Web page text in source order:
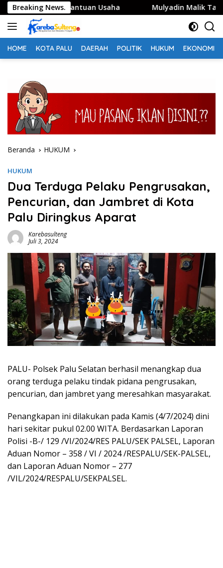
Langsung
ke
konten
Breaking News.
Bantuan Usaha Mulyadin Malik
HOME KOTA PALU DAERAH POLITIK HUKUM EKONOMI
Beranda HUKUM
HUKUM
Dua Terduga Pelaku Pengrusakan,
Pencurian, dan Jambret di Kota
Palu Diringkus Aparat
Karebasulteng
Juli 3, 2024
PALU- Polsek Palu Selatan berhasil menangkap dua
orang terduga pelaku tindak pidana pengrusakan,
pencurian, dan jambret yang meresahkan masyarakat.
Penangkapan ini dilakukan pada Kamis (4/7/2024) dini
hari sekitar pukul 02.00 WITA. Berdasarkan Laporan
Polisi -B-/ 129 /VI/2024/RES PALU/SEK PALSEL, Laporan
Aduan Nomor – 358 / VI / 2024 /RESPALU/SEK-PALSEL,
dan Laporan Aduan Nomor – 277
/VIL/2024/RESPALU/SEKPALSEL.